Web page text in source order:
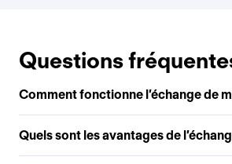
Questions
Comment fonctionne l’échange de
Quels sont les avantages de